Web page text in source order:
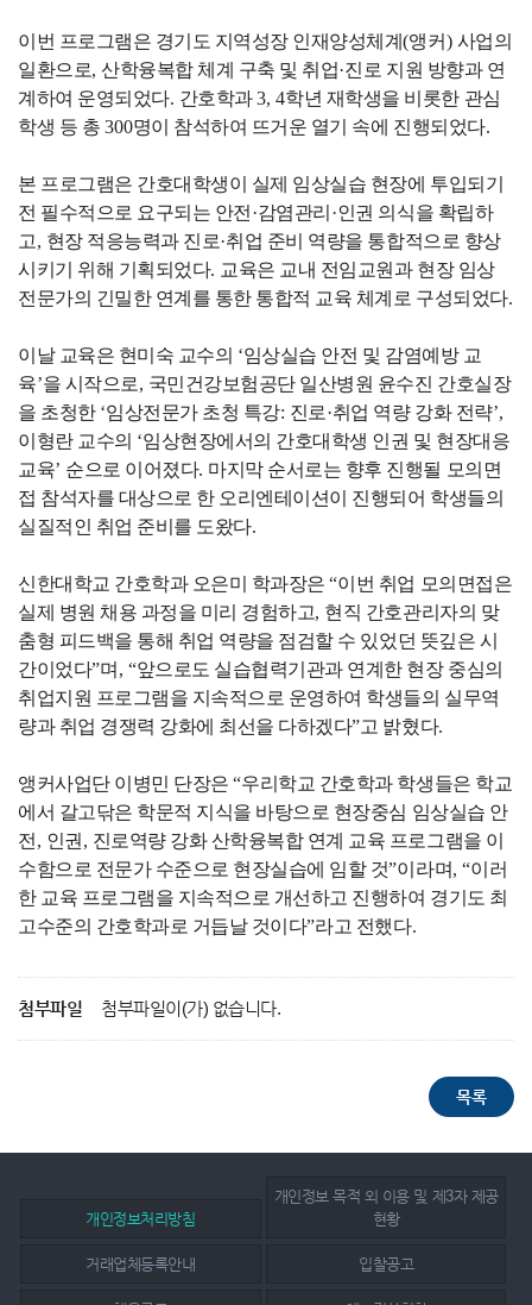
이번 프로그램은 경기도 지역성장 인재양성체계(앵커) 사업의
일환으로,산학융복합 체계 구축 및 취업·진로 지원 방향과 연
계하여 운영되었다. 간호학과3, 4학년 재학생을 비롯한 관심
학생 등 총 300명이 참석하여 뜨거운 열기 속에 진행되었다.
본 프로그램은 간호대학생이 실제 임상실습 현장에 투입되기
전 필수적으로 요구되는 안전 ·감염관리 ·인권 의식을 확립하
고, 현장 적응능력과 진로·취업 준비 역량을 통합적으로 향상
시키기 위해 기획되었다. 교육은 교내 전임교원과 현장 임상
전문가의 긴밀한 연계를 통한 통합적 교육 체계로 구성되었다.
이날 교육은 현미숙 교수의 ‘임상실습 안전 및 감염예방 교
육’을 시작으로, 국민건강보험공단 일산병원 윤수진 간호실장
을 초청한 ‘임상전문가 초청 특강: 진로·취업 역량 강화 전략’,
이형란 교수의 ‘임상현장에서의 간호대학생 인권 및 현장대응
교육’ 순으로 이어졌다. 마지막 순서로는 향후 진행될 모의면
접 참석자를 대상으로 한 오리엔테이션이 진행되어 학생들의
실질적인 취업 준비를 도왔다.
신한대학교 간호학과 오은미 학과장은“이번 취업 모의면접은
실제 병원 채용 과정을 미리 경험하고, 현직 간호관리자의 맞
춤형 피드백을 통해 취업 역량을 점검할 수 있었던 뜻깊은 시
간이었다”며 , “앞으로도 실습협력기관과 연계한 현장 중심의
취업지원 프로그램을 지속적으로 운영하여 학생들의 실무역
량과 취업 경쟁력 강화에 최선을 다하겠다”고 밝혔다.
앵커사업단 이병민 단장은“우리학교 간호학과 학생들은 학교
에서 갈고닦은 학문적 지식을 바탕으로 현장중심 임상실습 안
전 , 인권 , 진로역량 강화 산학융복합 연계 교육 프로그램을 이
수함으로 전문가 수준으로 현장실습에 임할 것”이라며, “이러
한 교육 프로그램을 지속적으로 개선하고 진행하여 경기도 최
고수준의 간호학과로 거듭날 것이다”라고 전했다.
첨부파일 첨부파일이(가) 없습니다.
개인정보처리방침
개인정보 목적 외 이용 및 제3자 제공
현황
거래업체등록안내 입찰공고